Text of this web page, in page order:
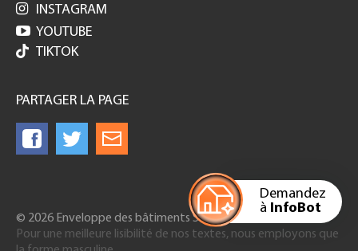
Demandez
à InfoBot
 INSTAGRAM
 YOUTUBE
TIKTOK
PARTAGER LA PAGE
© 2026 Enveloppe des bâtiments Suisse
Pour une meilleure lisibilité de nos textes, nous employons que